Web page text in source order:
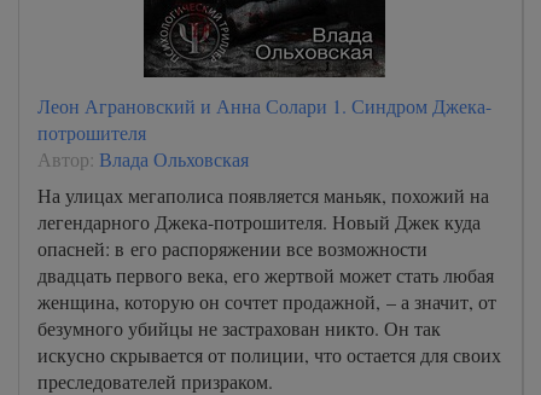
Леон Аграновский и Анна Солари 1. Синдром Джека-
потрошителя
Автор: Влада Ольховская
На улицах мегаполиса появляется маньяк, похожий на
легендарного Джека-потрошителя. Новый Джек куда
опасней: в его распоряжении все возможности
двадцать первого века, его жертвой может стать любая
женщина, которую он сочтет продажной, – а значит, от
безумного убийцы не застрахован никто. Он так
искусно скрывается от полиции, что остается для своих
преследователей призраком.